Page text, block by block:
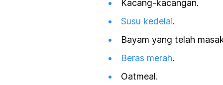
Kacang-kacangan.
Susu kedelai.
Bayam yang telah
Beras merah.
Oatmeal.